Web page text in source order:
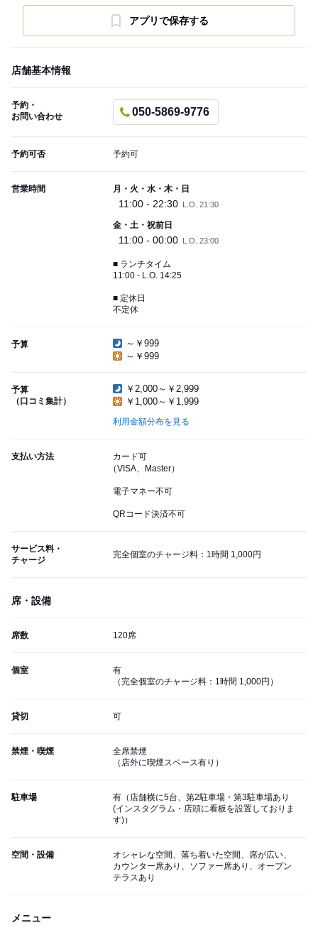
アプリで保存する
店舗基本情報
予約・
お問い合わせ
050-5869-9776
予約可否 予約可
営業時間 月・火・水・木・日
11:00 - 22:30 L.O. 21:30
金・土・祝前日
11:00 - 00:00 L.O. 23:00
■ ランチタイム
11:00 - L.O. 14:25
■ 定休日
不定休
予算
～￥999
～￥999
予算
（口コミ集計）
￥2,000～￥2,999
￥1,000～￥1,999
利用金額分布を見る
支払い方法
カード可
（VISA、Master）
電子マネー不可
QRコード決済不可
サービス料・
チャージ
完全個室のチャージ料：1時間 1,000円
席・設備
席数 120席
個室
有
（完全個室のチャージ料：1時間 1,000円）
貸切 可
禁煙・喫煙
全席禁煙
（店外に喫煙スペース有り）
駐車場
有（店舗横に5台、第2駐車場・第3駐車場あり
(インスタグラム・店頭に看板を設置しておりま
す)）
空間・設備
オシャレな空間、落ち着いた空間、席が広い、
カウンター席あり、ソファー席あり、オープン
テラスあり
メニュー